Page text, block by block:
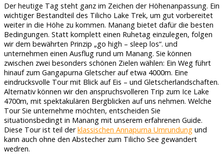
Der heutige Tag steht ganz im Zeichen der Höhenanpassung. Ein
wichtiger Bestandteil des Tilicho Lake Trek, um gut vorbereitet
weiter in die Höhe zu kommen. Manang bietet dafür die besten
Bedingungen. Statt komplett einen Ruhetag einzulegen, folgen
wir dem bewährten Prinzip „go high – sleep los“. und
unternehmen einen Ausflug rund um Manang. Sie können
zwischen zwei besonders schönen Zielen wählen: Ein Weg führt
hinauf zum Gangapurna Gletscher auf etwa 4000m. Eine
eindrucksvolle Tour mit Blick auf Eis – und Gletscherlandschaften.
Alternativ können wir den anspruchsvolleren Trip zum Ice Lake
4700m, mit spektakulären Bergblicken auf uns nehmen. Welche
Tour Sie unternehme möchten, entscheiden Sie
situationsbedingt in Manang mit unserem erfahrenen Guide.
Diese Tour ist teil derklassischen Annapurna Umrundung und
kann auch ohne den Abstecher zum Tilicho See gewandert
wedren.